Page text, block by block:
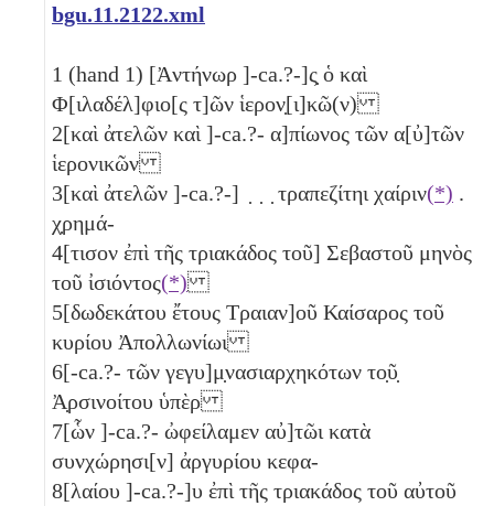
bgu.11.2122.xml
1 (hand 1) [Ἀντήνωρ ]-ca.?-]ς̣ ὁ καὶ
Φ[ιλαδέλ]φιο[ς τ]ῶν ἱερον̣[ι]κῶ(ν)
2[καὶ ἀτελῶν καὶ ]-ca.?- α]πίωνος τῶν α[ὐ]τῶν
ἱερονικῶν
3[καὶ ἀτελῶν ]-ca.?-] ̣ ̣ ̣ τραπεζίτηι χαίριν(*) .
χ̣ρημά-
4[τισον ἐπὶ τῆς τριακάδος τοῦ] Σεβαστοῦ μηνὸς
τοῦ ἰσιόντος(*)
5[δωδεκάτου ἔτους Τραιαν]οῦ Καίσαρος τοῦ
κυρίου Ἀπολλωνίωι
6[-ca.?- τῶν γεγυ]μ̣νασιαρχηκότων το̣ῦ̣
Ἀ̣ρσινοίτου ὑπὲρ
7[ὧν ]-ca.?- ὠφείλαμεν αὐ]τῶι κατὰ
συνχώρησι[ν] ἀργυρίου κεφα-
8[λαίου ]-ca.?-]υ ἐπὶ τῆς τριακάδος τοῦ αὐτοῦ